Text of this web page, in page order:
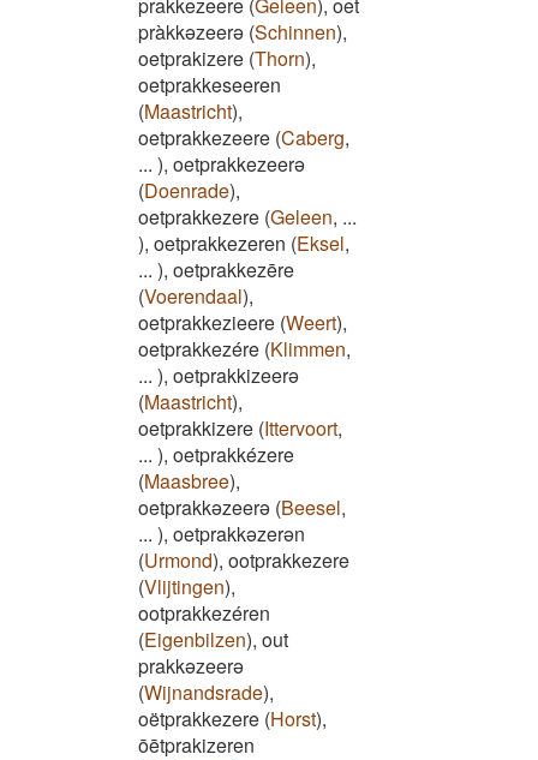
pràkkəzeerə (Schinnen),
oetprakizere (Thorn),
oetprakkeseeren
(Maastricht),
oetprakkezeere (Caberg,
... ), oetprakkezeerə
(Doenrade),
oetprakkezere (Geleen, ...
), oetprakkezeren (Eksel,
... ), oetprakkezēre
(Voerendaal),
oetprakkezieere (Weert),
oetprakkezére (Klimmen,
... ), oetprakkizeerə
(Maastricht),
oetprakkizere (Ittervoort,
... ), oetprakkézere
(Maasbree),
oetprakkəzeerə (Beesel,
... ), oetprakkəzerən
(Urmond), ootprakkezere
(Vlijtingen),
ootprakkezéren
(Eigenbilzen), out
prakkəzeerə
(Wijnandsrade),
oëtprakkezere (Horst),
ōētprakizeren